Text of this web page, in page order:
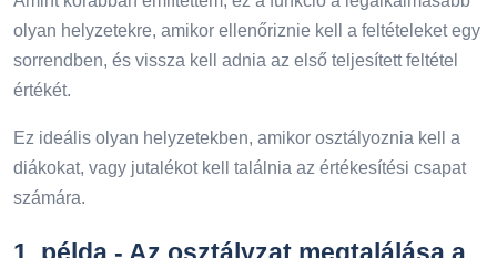
olyan helyzetekre, amikor ellenőriznie kell a feltételeket egy
sorrendben, és vissza kell adnia az első teljesített feltétel
értékét.
Ez ideális olyan helyzetekben, amikor osztályoznia kell a
diákokat, vagy jutalékot kell találnia az értékesítési csapat
számára.